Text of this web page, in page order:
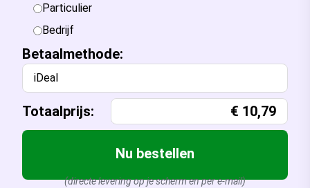
Particulier
Bedrijf
Betaalmethode:
iDeal
Totaalprijs: € 10,79
Nu bestellen
(directe levering op je scherm en per e-mail)